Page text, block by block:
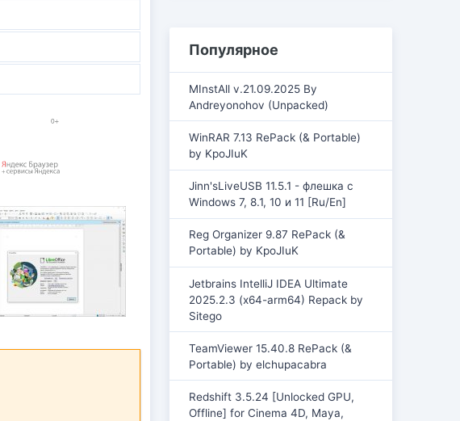
Популярное
MInstAll v.21.09.2025 By
Andreyonohov (Unpacked)
WinRAR 7.13 RePack (& Portable)
by KpoJIuK
Jinn'sLiveUSB 11.5.1 - флешка с
Windows 7, 8.1, 10 и 11 [Ru/En]
Reg Organizer 9.87 RePack (&
Portable) by KpoJIuK
Jetbrains IntelliJ IDEA Ultimate
2025.2.3 (x64-arm64) Repack by
Sitego
TeamViewer 15.40.8 RePack (&
Portable) by elchupacabra
Redshift 3.5.24 [Unlocked GPU,
Offline] for Cinema 4D, Maya,